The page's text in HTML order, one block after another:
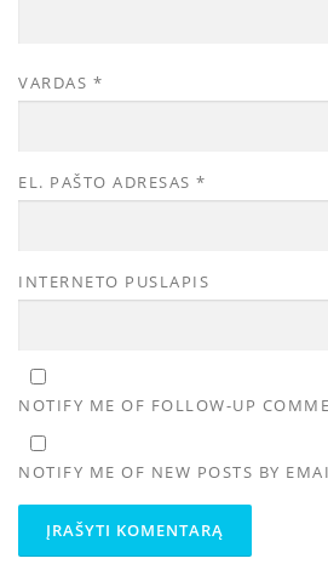
VARDAS *
EL. PAŠTO ADRESAS *
INTERNETO PUSLAPIS
NOTIFY ME OF FOLLOW-UP
NOTIFY ME OF NEW POSTS BY